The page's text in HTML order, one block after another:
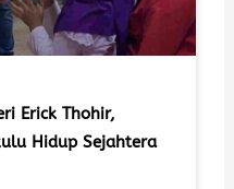
Erick Thohir,
Hidup Sejahtera